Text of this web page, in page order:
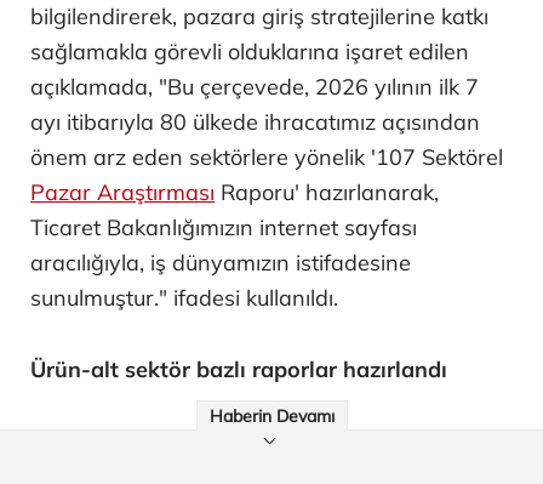
bilgilendirerek, pazara giriş stratejilerine katkı
sağlamakla görevli olduklarına işaret edilen
açıklamada, "Bu çerçevede, 2026 yılının ilk 7
ayı itibarıyla 80 ülkede ihracatımız açısından
önem arz eden sektörlere yönelik '107 Sektörel
Pazar Araştırması Raporu' hazırlanarak,
Ticaret Bakanlığımızın internet sayfası
aracılığıyla, iş dünyamızın istifadesine
sunulmuştur." ifadesi kullanıldı.
Ürün-alt sektör bazlı raporlar hazırlandı
Haberin Devamı